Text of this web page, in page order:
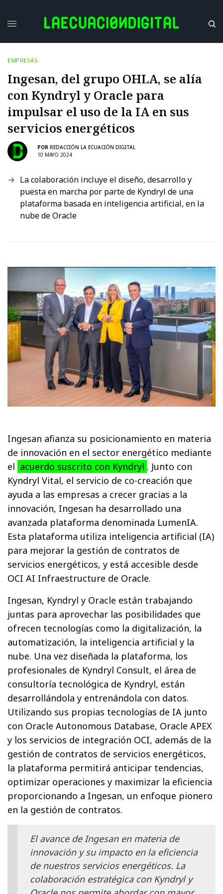
EMPRESAS
Ingesan, del grupo OHLA, se alía
con Kyndryl y Oracle para
impulsar el uso de la IA en sus
servicios energéticos
POR REDACCIÓN LA ECUACIÓN DIGITAL
10 MAYO 2024
La colaboración incluye el diseño, desarrollo y
puesta en marcha por parte de Kyndryl de una
plataforma basada en inteligencia artificial, en la
nube de Oracle
Ingesan afianza su posicionamiento en materia
de innovación en el sector energético mediante
el acuerdo suscrito con Kyndryl . Junto con
Kyndryl Vital, el servicio de co-creación que
ayuda a las empresas a crecer gracias a la
innovación, Ingesan ha desarrollado una
avanzada plataforma denominada LumenIA.
Esta plataforma utiliza inteligencia artificial (IA)
para mejorar la gestión de contratos de
servicios energéticos, y está accesible desde
OCI AI Infraestructure de Oracle.
Ingesan, Kyndryl y Oracle están trabajando
juntas para aprovechar las posibilidades que
ofrecen tecnologías como la digitalización, la
automatización, la inteligencia artificial y la
nube. Una vez diseñada la plataforma, los
profesionales de Kyndryl Consult, el área de
consultoría tecnológica de Kyndryl, están
desarrollándola y entrenándola con datos.
Utilizando sus propias tecnologías de IA junto
con Oracle Autonomous Database, Oracle APEX
y los servicios de integración OCI, además de la
gestión de contratos de servicios energéticos,
la plataforma permitirá anticipar tendencias,
optimizar operaciones y maximizar la eficiencia
proporcionando a Ingesan, un enfoque pionero
en la gestión de contratos.
El avance de Ingesan en materia de
innovación y su impacto en la eficiencia
de nuestros servicios energéticos. La
colaboración estratégica con Kyndryl y